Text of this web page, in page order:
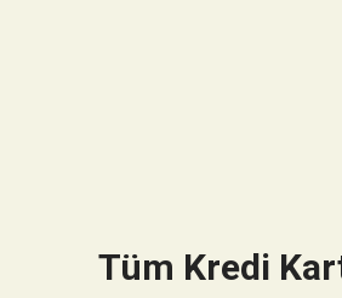
Tüm Kredi